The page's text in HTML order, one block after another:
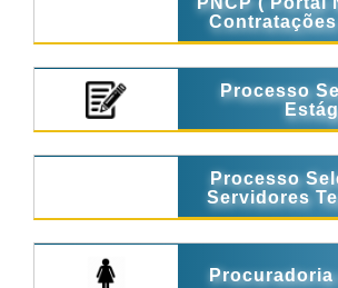
Processo
Processo
Servidores